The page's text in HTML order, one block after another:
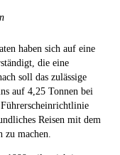
haben sich auf eine
die eine
soll das zulässige
auf 4,25 Tonnen bei
Reisen mit dem
machen.